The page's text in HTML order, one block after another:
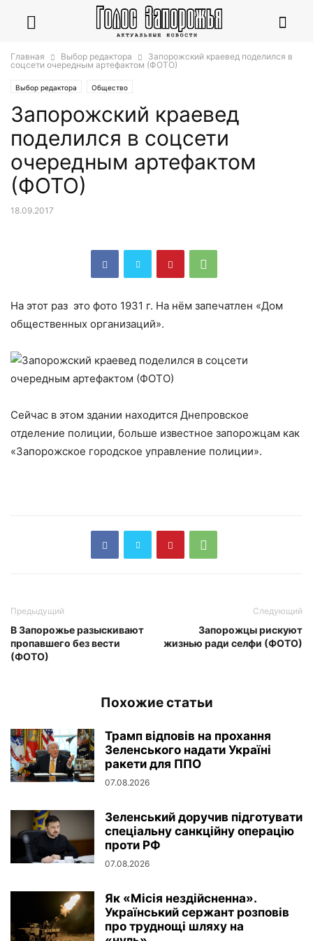
Главная Выбор редактора
Запорожский краевед поделился в
соцсети очередным артефактом (ФОТО)
Выбор редактора Общество
Запорожский краевед
поделился в соцсети
очередным артефактом
(ФОТО)
18.09.2017
На этот раз это фото 1931 г. На нём запечатлен «Дом
общественных организаций».
Сейчас в этом здании находится Днепровское
отделение полиции, больше известное запорожцам как
«Запорожское городское управление полиции».
Предыдущий
В Запорожье разыскивают
пропавшего без вести
(ФОТО)
Следующий
Запорожцы рискуют
жизнью ради селфи (ФОТО)
Похожие статьи
Трамп відповів на прохання
Зеленського надати Україні
ракети для ППО
07.08.2026
Зеленський доручив підготувати
спеціальну санкційну операцію
проти РФ
07.08.2026
Як «Місія нездійсненна».
Український сержант розповів
про труднощі шляху на